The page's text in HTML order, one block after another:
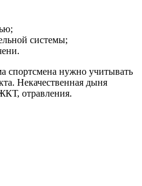
системы;
спортсмена нужно учитывать
Некачественная дыня
отравления.